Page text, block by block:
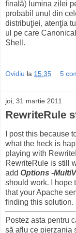
finală) lumina zilei
probabil unul din
distribuţiei, atenţia
ul pe care
Shell.
Ovidiu la 15:35 5
joi, 31 martie 2011
RewriteRule
I post this because
what the heck is
playing with
RewriteRule is still
add Options -
should work. I hope
that your Apache
finding this solution.
Postez asta pentru
să aflu ce pierzania